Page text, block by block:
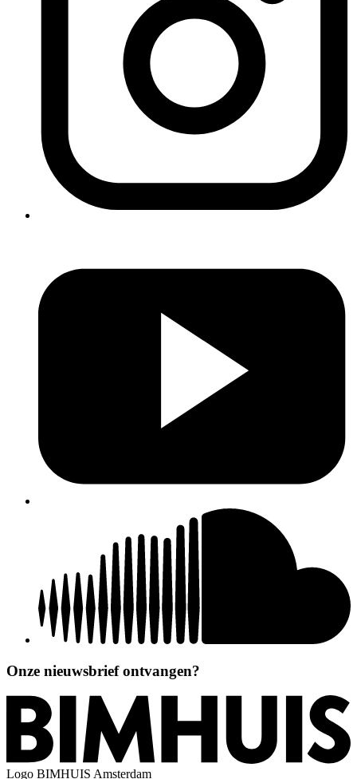
Onze nieuwsbrief ontvangen?
Logo BIMHUIS Amsterdam